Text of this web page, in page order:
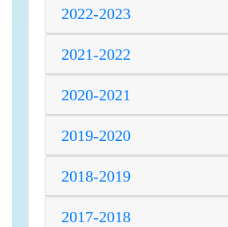
2022-2023
2021-2022
2020-2021
2019-2020
2018-2019
2017-2018